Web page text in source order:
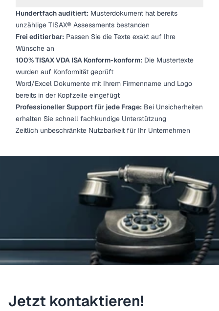
Hundertfach auditiert: Musterdokument hat bereits
unzählige TISAX® Assessments bestanden
Frei editierbar: Passen Sie die Texte exakt auf Ihre
Wünsche an
100% TISAX VDA ISA Konform-konform: Die Mustertexte
wurden auf Konformität geprüft
Word/Excel Dokumente mit Ihrem Firmenname und Logo
bereits in der Kopfzeile eingefügt
Professioneller Support für jede Frage: Bei Unsicherheiten
erhalten Sie schnell fachkundige Unterstützung
Zeitlich unbeschränkte Nutzbarkeit für Ihr Unternehmen
Jetzt kontaktieren!